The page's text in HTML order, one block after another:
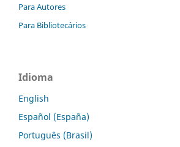
Para Autores
Para Bibliotecários
Idioma
English
Español (España)
Português (Brasil)